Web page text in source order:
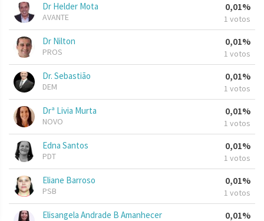
Dr Helder Mota
AVANTE
0,01%
1 votos
Dr Nilton
PROS
0,01%
1 votos
Dr. Sebastião
DEM
0,01%
1 votos
Drª Livia Murta
NOVO
0,01%
1 votos
Edna Santos
PDT
0,01%
1 votos
Eliane Barroso
PSB
0,01%
1 votos
Elisangela Andrade B Amanhecer 0,01%